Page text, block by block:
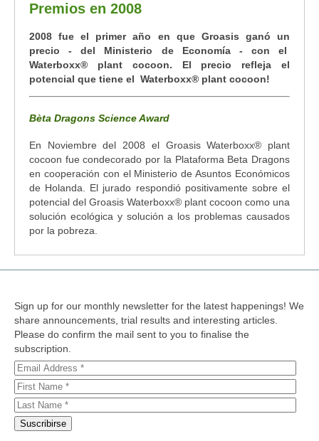
Premios en 2008
2008 fue el primer año en que Groasis ganó un
precio - del Ministerio de Economía - con el
Waterboxx® plant cocoon. El precio refleja el
potencial que tiene el Waterboxx® plant cocoon!
Bèta Dragons Science Award
En Noviembre del 2008 el Groasis Waterboxx® plant
cocoon fue condecorado por la Plataforma Beta Dragons
en cooperación con el Ministerio de Asuntos Económicos
de Holanda. El jurado respondió positivamente sobre el
potencial del Groasis Waterboxx® plant cocoon como una
solución ecológica y solución a los problemas causados
por la pobreza.
Sign up for our monthly newsletter for the latest happenings! We
share announcements, trial results and interesting articles.
Please do confirm the mail sent to you to finalise the
subscription.